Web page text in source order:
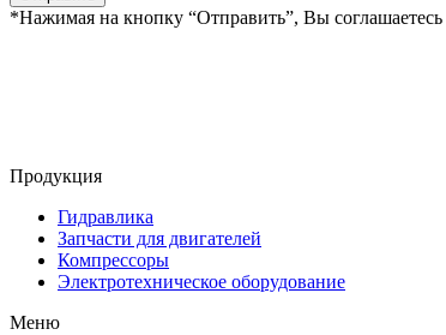
*Нажимая на кнопку “Отправить”, Вы соглашаетесь
Продукция
Гидравлика
Запчасти для двигателей
Компрессоры
Электротехническое оборудование
Меню